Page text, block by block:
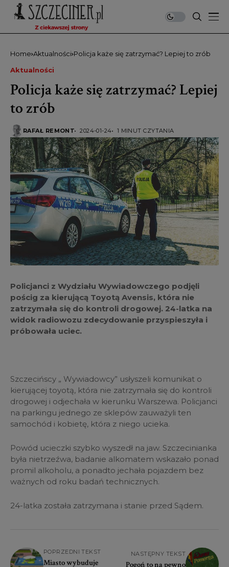
Home Aktualności Policja każe się zatrzymać? Lepiej to zrób
Aktualności
Policja każe się zatrzymać? Lepiej
to zrób
RAFAŁ REMONT 2024-01-24 1 MINUT CZYTANIA
Policjanci z Wydziału Wywiadowczego podjęli
pościg za kierującą Toyotą Avensis, która nie
zatrzymała się do kontroli drogowej. 24-latka na
widok radiowozu zdecydowanie przyspieszyła i
próbowała uciec.
Szczecińscy „ Wywiadowcy” usłyszeli komunikat o
kierującej toyotą, która nie zatrzymała się do kontroli
drogowej i odjechała w kierunku Warszewa. Policjanci
na parkingu jednego ze sklepów zauważyli ten
samochód i kobietę, która z niego ucieka.
Powód ucieczki szybko wyszedł na jaw. Szczecinianka
była nietrzeźwa, badanie alkomatem wskazało ponad
promil alkoholu, a ponadto jechała pojazdem bez
ważnych od roku badań technicznych.
24-latka została zatrzymana i stanie przed Sądem.
POPRZEDNI TEKST
Miasto wybuduje
NASTĘPNY TEKST
Pogoń to na pewno